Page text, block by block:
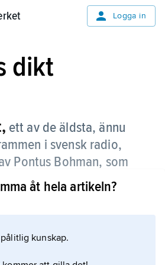
Logga in
dikt
ett av de äldsta, ännu
i svensk radio,
Pontus Bohman, som
svarade för
eller till svenska
efter
åt hela artikeln?
kunskap.